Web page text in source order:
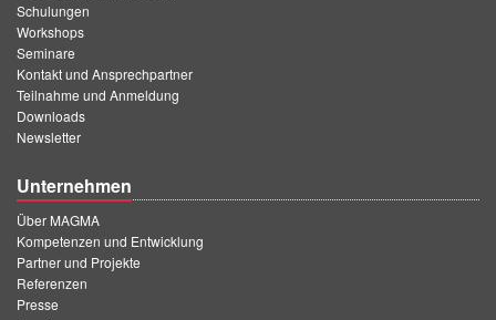
Schulungen
Workshops
Seminare
Kontakt und Ansprechpartner
Teilnahme und Anmeldung
Downloads
Newsletter
Unternehmen
Über MAGMA
Kompetenzen und Entwicklung
Partner und Projekte
Referenzen
Presse